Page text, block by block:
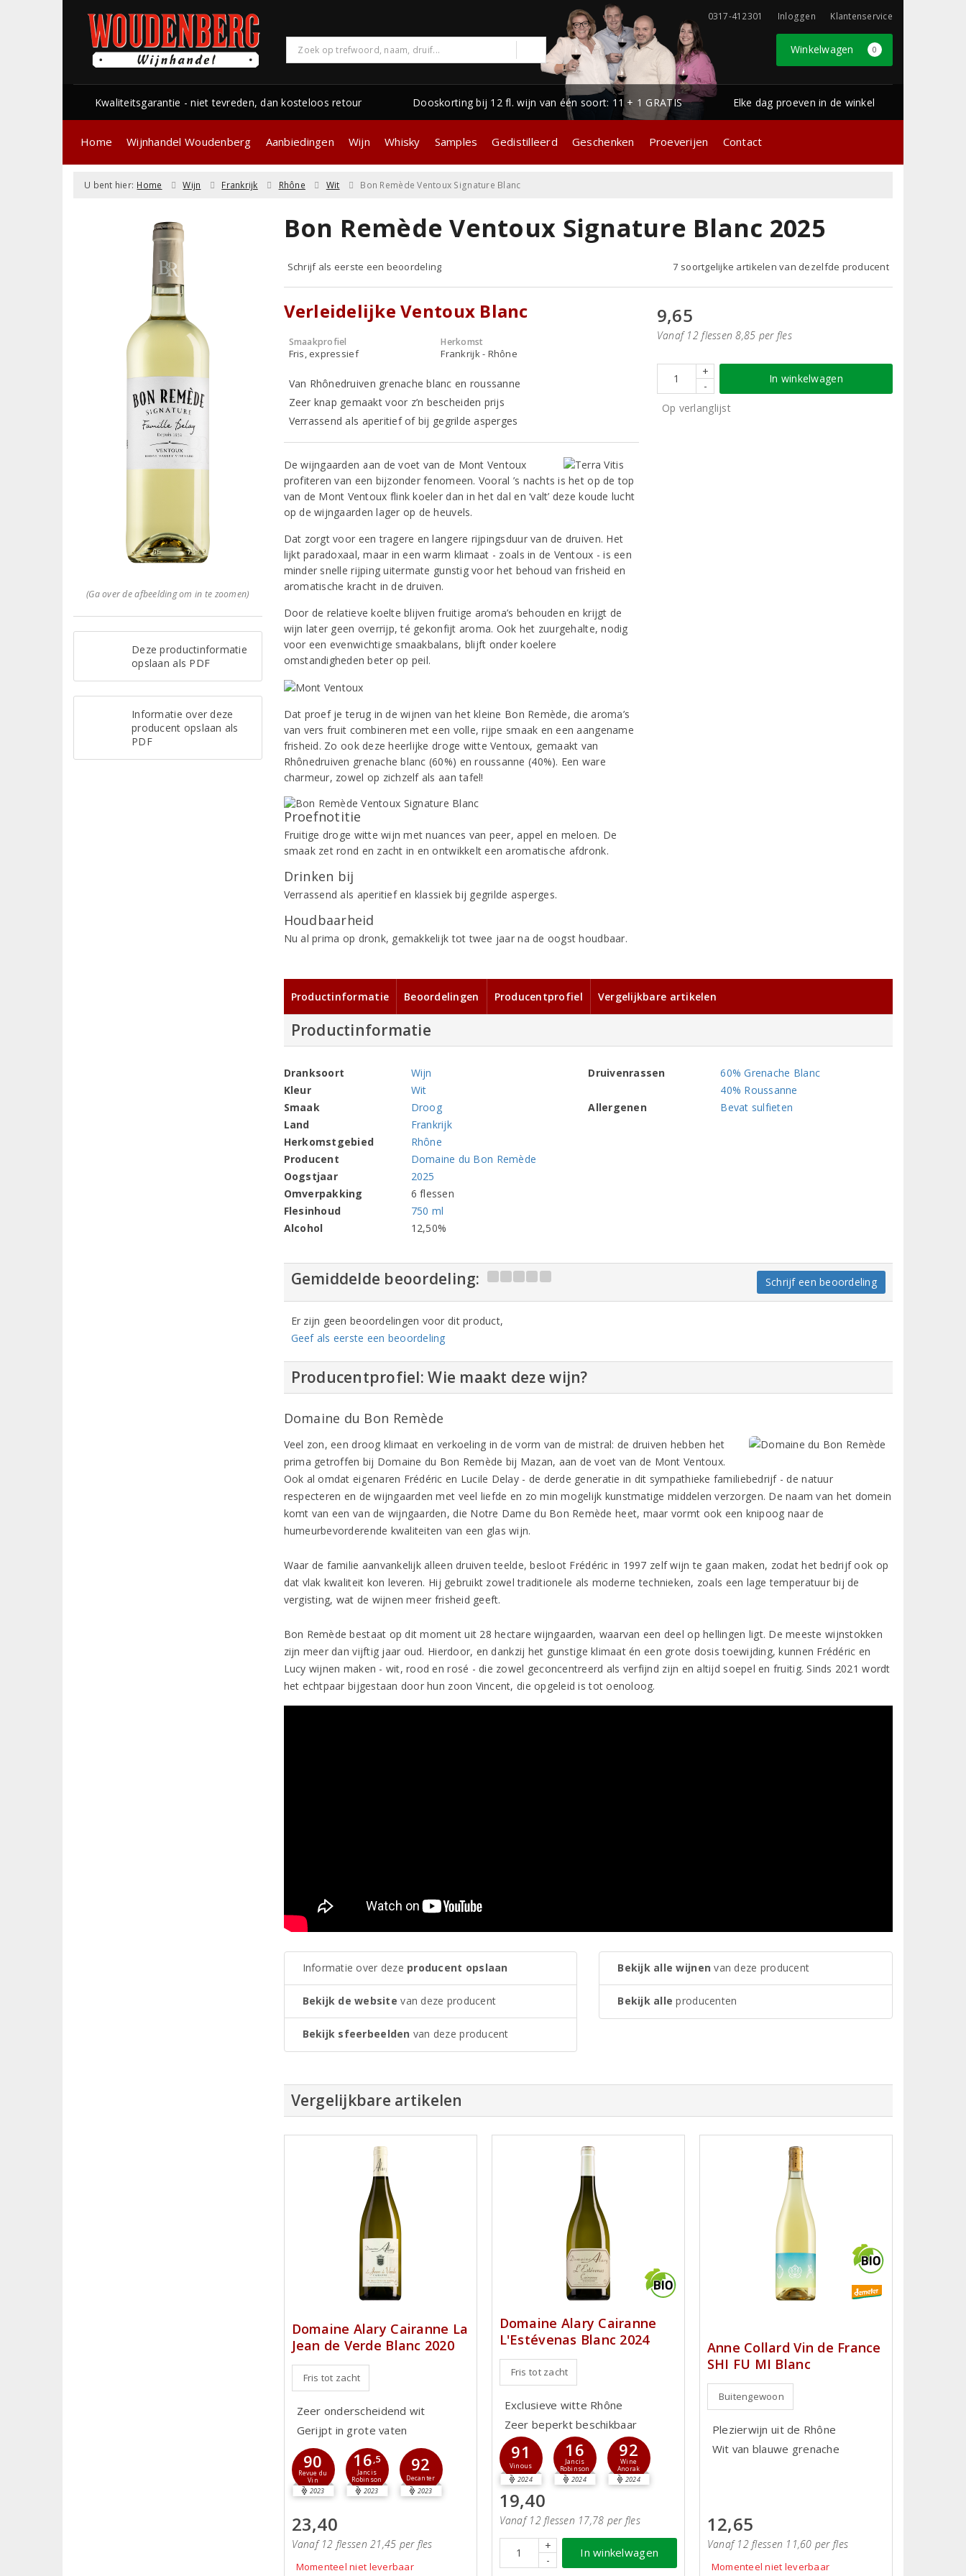
0317-412301 Inloggen Klantenservice
Winkelwagen 0
Kwaliteitsgarantie - niet tevreden, dan kosteloos retour Dooskorting bij 12 fl. wijn van één soort: 11 + 1 GRATIS Elke dag proeven in de winkel
Home Wijnhandel Woudenberg Aanbiedingen Wijn Whisky Samples Gedistilleerd Geschenken Proeverijen Contact
U bent hier: Home Wijn Frankrijk Rhône Wit Bon Remède Ventoux Signature Blanc
(Ga over de afbeelding om in te zoomen)
Deze productinformatie
opslaan als PDF
Informatie over deze
producent opslaan als
PDF
Bon Remède Ventoux Signature Blanc 2025
Schrijf als eerste een beoordeling 7 soortgelijke artikelen van dezelfde producent
Verleidelijke Ventoux Blanc
Smaakprofiel
Fris, expressief
Herkomst
Frankrijk - Rhône
Van Rhônedruiven grenache blanc en roussanne
Zeer knap gemaakt voor z’n bescheiden prijs
Verrassend als aperitief of bij gegrilde asperges
De wijngaarden aan de voet van de Mont Ventoux
profiteren van een bijzonder fenomeen. Vooral ’s nachts is het op de top
van de Mont Ventoux flink koeler dan in het dal en ‘valt’ deze koude lucht
op de wijngaarden lager op de heuvels.
Dat zorgt voor een tragere en langere rijpingsduur van de druiven. Het
lijkt paradoxaal, maar in een warm klimaat - zoals in de Ventoux - is een
minder snelle rijping uitermate gunstig voor het behoud van frisheid en
aromatische kracht in de druiven.
Door de relatieve koelte blijven fruitige aroma’s behouden en krijgt de
wijn later geen overrijp, té gekonfijt aroma. Ook het zuurgehalte, nodig
voor een evenwichtige smaakbalans, blijft onder koelere
omstandigheden beter op peil.
Dat proef je terug in de wijnen van het kleine Bon Remède, die aroma’s
van vers fruit combineren met een volle, rijpe smaak en een aangename
frisheid. Zo ook deze heerlijke droge witte Ventoux, gemaakt van
Rhônedruiven grenache blanc (60%) en roussanne (40%). Een ware
charmeur, zowel op zichzelf als aan tafel!
Proefnotitie
Fruitige droge witte wijn met nuances van peer, appel en meloen. De
smaak zet rond en zacht in en ontwikkelt een aromatische afdronk.
Drinken bij
Verrassend als aperitief en klassiek bij gegrilde asperges.
Houdbaarheid
Nu al prima op dronk, gemakkelijk tot twee jaar na de oogst houdbaar.
9,65
Vanaf 12 flessen 8,85 per fles
+
-
In winkelwagen
Op verlanglijst
Productinformatie Beoordelingen Producentprofiel Vergelijkbare artikelen
Productinformatie
Dranksoort
Wijn
Kleur
Wit
Smaak
Droog
Land
Frankrijk
Herkomstgebied
Rhône
Producent
Domaine du Bon Remède
Oogstjaar
2025
Omverpakking
6 flessen
Flesinhoud
750 ml
Alcohol
12,50%
Druivenrassen
60% Grenache Blanc
40% Roussanne
Allergenen
Bevat sulfieten
Gemiddelde beoordeling: Schrijf een beoordeling
Er zijn geen beoordelingen voor dit product,
Geef als eerste een beoordeling
Producentprofiel: Wie maakt deze wijn?
Domaine du Bon Remède
Veel zon, een droog klimaat en verkoeling in de vorm van de mistral: de druiven hebben het
prima getroffen bij Domaine du Bon Remède bij Mazan, aan de voet van de Mont Ventoux.
Ook al omdat eigenaren Frédéric en Lucile Delay - de derde generatie in dit sympathieke familiebedrijf - de natuur
respecteren en de wijngaarden met veel liefde en zo min mogelijk kunstmatige middelen verzorgen. De naam van het domein
komt van een van de wijngaarden, die Notre Dame du Bon Remède heet, maar vormt ook een knipoog naar de
humeurbevorderende kwaliteiten van een glas wijn.
Waar de familie aanvankelijk alleen druiven teelde, besloot Frédéric in 1997 zelf wijn te gaan maken, zodat het bedrijf ook op
dat vlak kwaliteit kon leveren. Hij gebruikt zowel traditionele als moderne technieken, zoals een lage temperatuur bij de
vergisting, wat de wijnen meer frisheid geeft.
Bon Remède bestaat op dit moment uit 28 hectare wijngaarden, waarvan een deel op hellingen ligt. De meeste wijnstokken
zijn meer dan vijftig jaar oud. Hierdoor, en dankzij het gunstige klimaat én een grote dosis toewijding, kunnen Frédéric en
Lucy wijnen maken - wit, rood en rosé - die zowel geconcentreerd als verfijnd zijn en altijd soepel en fruitig. Sinds 2021 wordt
het echtpaar bijgestaan door hun zoon Vincent, die opgeleid is tot oenoloog.
Informatie over deze producent opslaan
Bekijk de website van deze producent
Bekijk sfeerbeelden van deze producent
Bekijk alle wijnen van deze producent
Bekijk alle producenten
Vergelijkbare artikelen
Domaine Alary Cairanne La
Jean de Verde Blanc 2020
Fris tot zacht
Zeer onderscheidend wit
Gerijpt in grote vaten
90
Revue du
Vin
2023
16,5
Jancis
Robinson
2023
92
Decanter
2023
23,40
Vanaf 12 flessen 21,45 per fles
Momenteel niet leverbaar
Domaine Alary Cairanne
L'Estévenas Blanc 2024
Fris tot zacht
Exclusieve witte Rhône
Zeer beperkt beschikbaar
91
Vinous
2024
16
Jancis
Robinson
2024
92
Wine
Anorak
2024
19,40
Vanaf 12 flessen 17,78 per fles
+
-
In winkelwagen
Anne Collard Vin de France
SHI FU MI Blanc
Buitengewoon
Plezierwijn uit de Rhône
Wit van blauwe grenache
12,65
Vanaf 12 flessen 11,60 per fles
Momenteel niet leverbaar